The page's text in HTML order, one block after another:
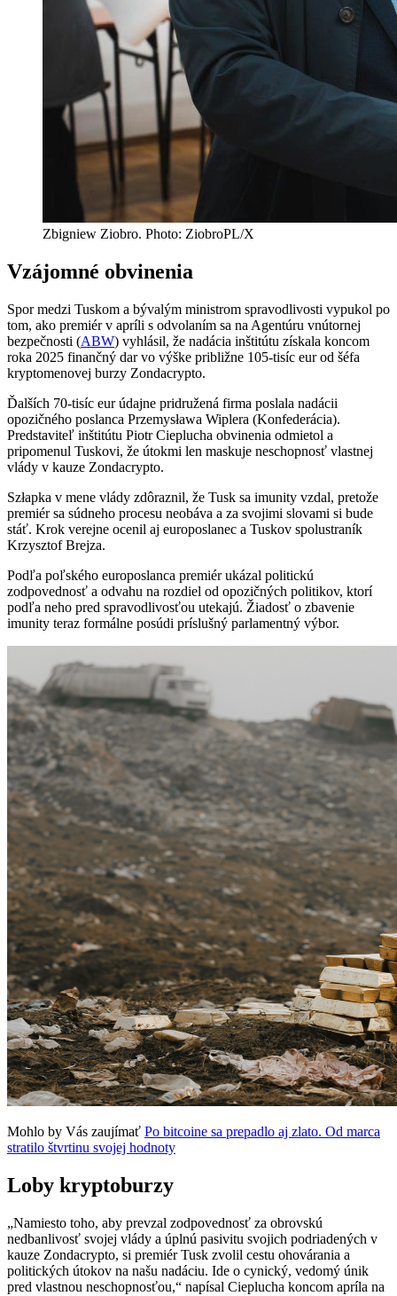
Zbigniew Ziobro. Photo: ZiobroPL/X
Vzájomné obvinenia
Spor medzi Tuskom a bývalým ministrom spravodlivosti vypukol po
tom, ako premiér v apríli s odvolaním sa na Agentúru vnútornej
bezpečnosti (ABW) vyhlásil, že nadácia inštitútu získala koncom
roka 2025 finančný dar vo výške približne 105-tisíc eur od šéfa
kryptomenovej burzy Zondacrypto.
Ďalších 70-tisíc eur údajne pridružená firma poslala nadácii
opozičného poslanca Przemysława Wiplera (Konfederácia).
Predstaviteľ inštitútu Piotr Cieplucha obvinenia odmietol a
pripomenul Tuskovi, že útokmi len maskuje neschopnosť vlastnej
vlády v kauze Zondacrypto.
Szłapka v mene vlády zdôraznil, že Tusk sa imunity vzdal, pretože
premiér sa súdneho procesu neobáva a za svojimi slovami si bude
stáť. Krok verejne ocenil aj europoslanec a Tuskov spolustraník
Krzysztof Brejza.
Podľa poľského europoslanca premiér ukázal politickú
zodpovednosť a odvahu na rozdiel od opozičných politikov, ktorí
podľa neho pred spravodlivosťou utekajú. Žiadosť o zbavenie
imunity teraz formálne posúdi príslušný parlamentný výbor.
Mohlo by Vás zaujímať Po bitcoine sa prepadlo aj zlato. Od marca
stratilo štvrtinu svojej hodnoty
Loby kryptoburzy
„Namiesto toho, aby prevzal zodpovednosť za obrovskú
nedbanlivosť svojej vlády a úplnú pasivitu svojich podriadených v
kauze Zondacrypto, si premiér Tusk zvolil cestu ohovárania a
politických útokov na našu nadáciu. Ide o cynický, vedomý únik
pred vlastnou neschopnosťou,“ napísal Cieplucha koncom apríla na